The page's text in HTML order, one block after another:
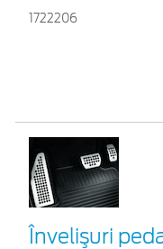
1722206
Învelişuri